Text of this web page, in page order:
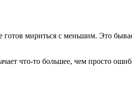
готов мириться с меньшим. Это
что-то большее, чем просто